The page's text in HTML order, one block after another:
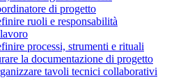
di progetto
ruoli e responsabilità
processi, strumenti e rituali
la documentazione di progetto
tavoli tecnici collaborativi